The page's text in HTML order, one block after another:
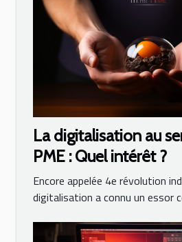
La digitalisation au
PME : Quel intérêt ?
Encore appelée 4e révolution
digitalisation a connu un essor